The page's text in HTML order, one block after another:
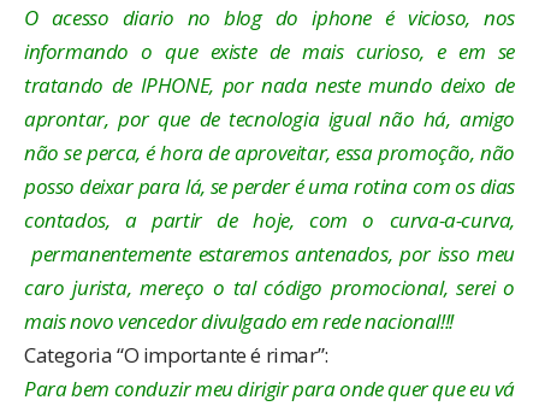
O acesso diario no blog do iphone é vicioso, nos
informando o que existe de mais curioso, e em se
tratando de IPHONE, por nada neste mundo deixo de
aprontar, por que de tecnologia igual não há, amigo
não se perca, é hora de aproveitar, essa promoção, não
posso deixar para lá, se perder é uma rotina com os dias
contados, a partir de hoje, com o curva-a-curva,
permanentemente estaremos antenados, por isso meu
caro jurista, mereço o tal código promocional, serei o
mais novo vencedor divulgado em rede nacional!!!
Categoria “O importante é rimar”:
Para bem conduzir meu dirigir para onde quer que eu vá